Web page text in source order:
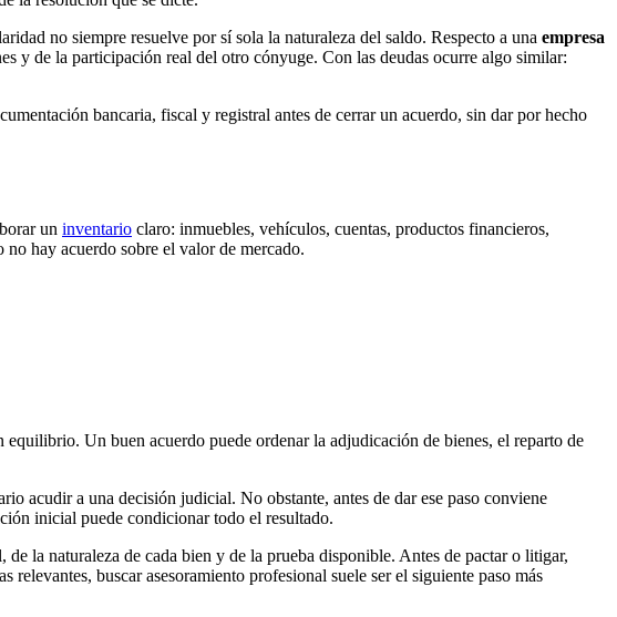
no siempre resuelve por sí sola la naturaleza del saldo. Respecto a una empresa
y de la participación real del otro cónyuge. Con las deudas ocurre algo similar:
bancaria, fiscal y registral antes de cerrar un acuerdo, sin dar por hecho
un inventario claro: inmuebles, vehículos, cuentas, productos financieros,
no hay acuerdo sobre el valor de mercado.
Un buen acuerdo puede ordenar la adjudicación de bienes, el reparto de
acudir a una decisión judicial. No obstante, antes de dar ese paso conviene
inicial puede condicionar todo el resultado.
la naturaleza de cada bien y de la prueba disponible. Antes de pactar o litigar,
buscar asesoramiento profesional suele ser el siguiente paso más